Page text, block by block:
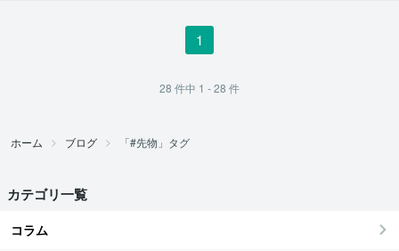
1
28 件中 1 - 28 件
ホーム ブログ 「#先物」タグ
カテゴリ一覧
コラム